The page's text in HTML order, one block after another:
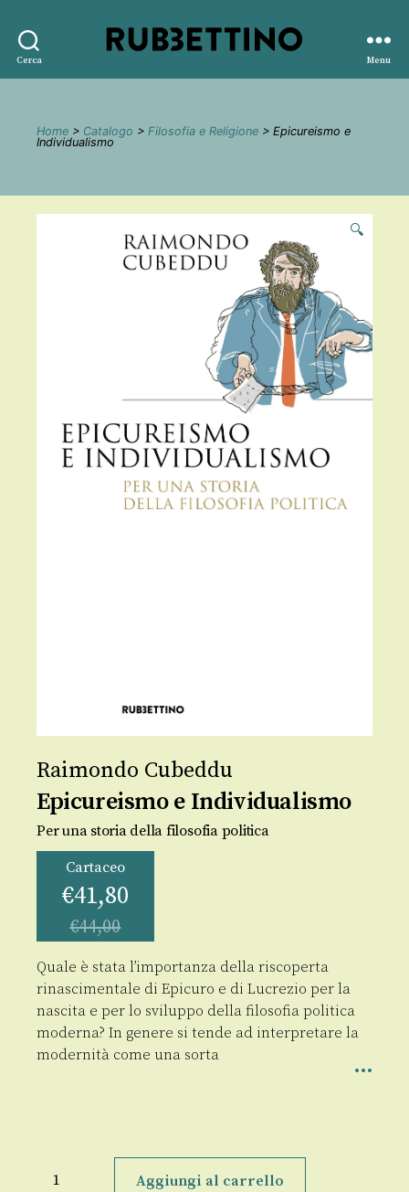
Cerca
editore
Menu
Home > Catalogo > Filosofia e Religione > Epicureismo e
Individualismo
🔍
Raimondo Cubeddu
Epicureismo e Individualismo
Per una storia della filosofia politica
Cartaceo
€41,80
€44,00
Quale è stata l’importanza della riscoperta
rinascimentale di Epicuro e di Lucrezio per la
nascita e per lo sviluppo della filosofia politica
moderna? In genere si tende ad interpretare la
modernità come una sorta
Epicureismo
Aggiungi al carrello